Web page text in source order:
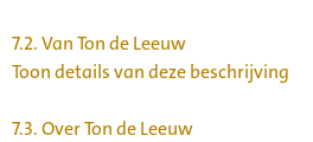
7.2.Van Ton de Leeuw
Toon details van deze beschrijving
7.3.Over Ton de Leeuw